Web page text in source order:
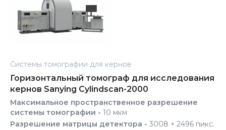
Системы томографии для кернов
Горизонтальный томограф для исследования
кернов Sanying Cylindscan-2000
Максимальное пространственное разрешение
системы томографии - 10 мкм
Разрешение матрицы детектора - 3008 × 2496 пикс.